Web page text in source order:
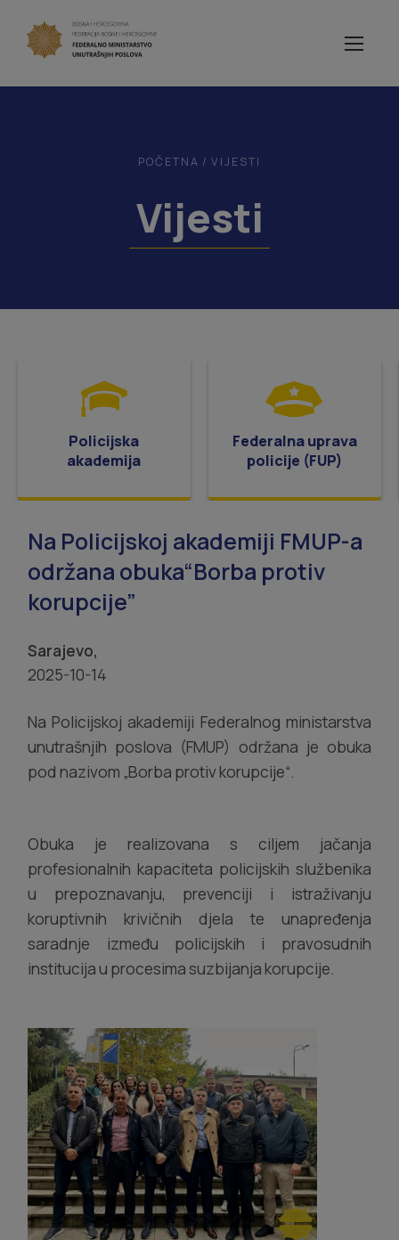
POČETNA / VIJESTI
Vijesti
Policijska
akademija
Federalna uprava
policije (FUP)
Na Policijskoj akademiji FMUP-a
održana obuka“Borba protiv
korupcije”
Sarajevo,
2025-10-14
Na Policijskoj akademiji Federalnog ministarstva
unutrašnjih poslova (FMUP) održana je obuka
pod nazivom „Borba protiv korupcije“.
Obuka je realizovana s ciljem jačanja
profesionalnih kapaciteta policijskih službenika
u prepoznavanju, prevenciji i istraživanju
koruptivnih krivičnih djela te unapređenja
saradnje između policijskih i pravosudnih
institucija u procesima suzbijanja korupcije.